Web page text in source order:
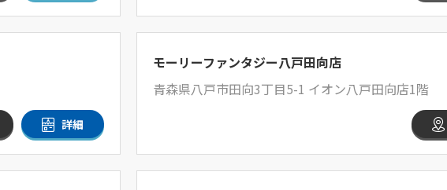
詳細
モーリーファンタジー八戸田向店
青森県八戸市田向3丁目5-1 イオン八戸田向店1階